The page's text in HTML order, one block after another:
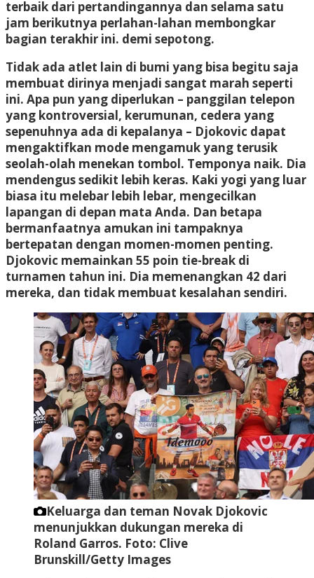
terbaik dari pertandingannya dan selama satu
jam berikutnya perlahan-lahan membongkar
bagian terakhir ini. demi sepotong.
Tidak ada atlet lain di bumi yang bisa begitu saja
membuat dirinya menjadi sangat marah seperti
ini. Apa pun yang diperlukan – panggilan telepon
yang kontroversial, kerumunan, cedera yang
sepenuhnya ada di kepalanya – Djokovic dapat
mengaktifkan mode mengamuk yang terusik
seolah-olah menekan tombol. Temponya naik. Dia
mendengus sedikit lebih keras. Kaki yogi yang luar
biasa itu melebar lebih lebar, mengecilkan
lapangan di depan mata Anda. Dan betapa
bermanfaatnya amukan ini tampaknya
bertepatan dengan momen-momen penting.
Djokovic memainkan 55 poin tie-break di
turnamen tahun ini. Dia memenangkan 42 dari
mereka, dan tidak membuat kesalahan sendiri.
Keluarga dan teman Novak Djokovic
menunjukkan dukungan mereka di
Roland Garros. Foto: Clive
Brunskill/Getty Images